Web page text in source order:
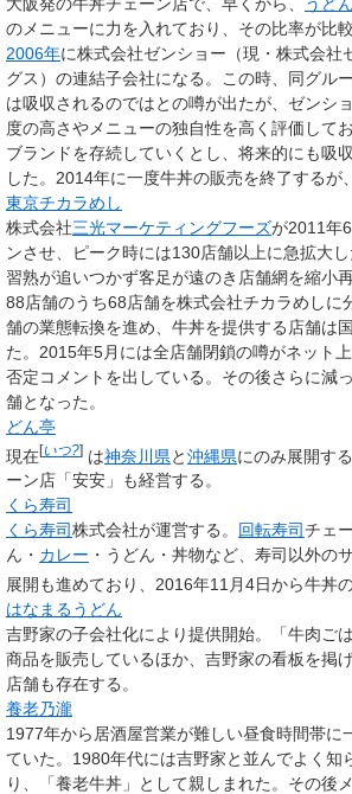
のメニューに力を入れており、その比率が比
2006年に株式会社ゼンショー（現・株式会社
グス）の連結子会社になる。この時、同グル
は吸収されるのではとの噂が出たが、ゼンシ
度の高さやメニューの独自性を高く評価して
ブランドを存続していくとし、将来的にも吸
した。2014年に一度牛丼の販売を終了するが
東京チカラめし
株式会社三光マーケティングフーズが2011年
ンさせ、ピーク時には130店舗以上に急拡大
習熟が追いつかず客足が遠のき店舗網を縮小
88店舗のうち68店舗を株式会社チカラめしに
舗の業態転換を進め、牛丼を提供する店舗は
た。2015年5月には全店舗閉鎖の噂がネット
否定コメントを出している。その後さらに減
舗となった。
どん亭
現在[いつ?] は神奈川県と沖縄県にのみ展開す
ーン店「安安」も経営する。
くら寿司
くら寿司株式会社が運営する。 回転寿司チェ
ん・ カレー ・うどん・丼物など、寿司以外の
展開も進めており、2016年11月4日から牛丼
はなまるうどん
吉野家の子会社化により提供開始。「牛肉ご
商品を販売しているほか、吉野家の看板を掲
店舗も存在する。
養老乃瀧
1977年から居酒屋営業が難しい昼食時間帯に
ていた。1980年代には吉野家と並んでよく知
り、「養老牛丼」として親しまれた。その後